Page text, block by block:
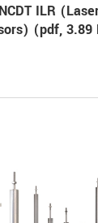
ILR
(pdf, 3.89